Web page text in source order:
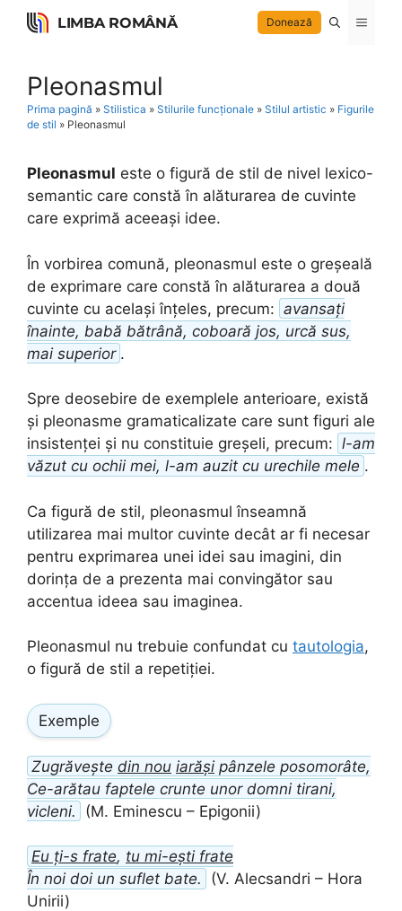
Skip
LIMBA ROMÂNĂ Donează Menu
Pleonasmul
Prima pagină » Stilistica » Stilurile funcționale » Stilul artistic » Figurile
de stil » Pleonasmul
Pleonasmul este o figură de stil de nivel lexico-
semantic care constă în alăturarea de cuvinte
care exprimă aceeași idee.
În vorbirea comună, pleonasmul este o greșeală
de exprimare care constă în alăturarea a două
cuvinte cu același înțeles, precum: avansați
înainte, babă bătrână, coboară jos, urcă sus,
mai superior .
Spre deosebire de exemplele anterioare, există
și pleonasme gramaticalizate care sunt figuri ale
insistenței și nu constituie greșeli, precum: l-am
văzut cu ochii mei, l-am auzit cu urechile mele .
Ca figură de stil, pleonasmul înseamnă
utilizarea mai multor cuvinte decât ar fi necesar
pentru exprimarea unei idei sau imagini, din
dorința de a prezenta mai convingător sau
accentua ideea sau imaginea.
Pleonasmul nu trebuie confundat cu tautologia,
o figură de stil a repetiției.
Exemple
Zugrăvește din nou iarăși pânzele posomorâte,
Ce-arătau faptele crunte unor domni tirani,
vicleni.
(M. Eminescu – Epigonii)
Eu ți-s frate, tu mi-ești frate
În noi doi un suflet bate.
(V. Alecsandri – Hora
Unirii)